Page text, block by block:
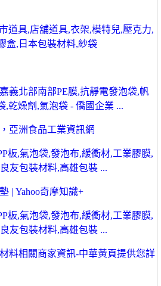
道具,店舖道具,衣架,模特兒,壓克力,
盒,日本包裝材料,紗袋
義北部南部PE膜,抗靜電發泡袋,帆
,乾燥劑,氣泡袋 - 僑國企業 ...
亞洲食品工業資訊網
板,氣泡袋,發泡布,緩衝材,工業膠膜,
友包裝材料,高雄包裝 ...
| Yahoo奇摩知識+
板,氣泡袋,發泡布,緩衝材,工業膠膜,
友包裝材料,高雄包裝 ...
料相關商家資訊-中華黃頁提供您詳